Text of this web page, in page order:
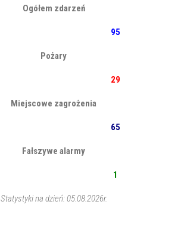
Ogółem zdarzeń
95
Pożary
29
Miejscowe zagrożenia
65
Fałszywe alarmy
1
Statystyki na dzień: 05.08.2026r.